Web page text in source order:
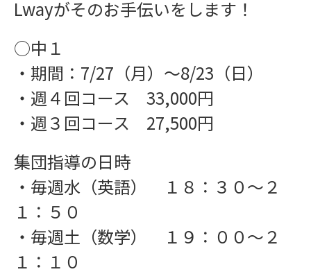
インフォメーション
Lwayがそのお手伝いをします！
○中１
・期間：7/27（月）〜8/23（日）
・週４回コース 33,000円
・週３回コース 27,500円
集団指導の日時
・毎週水（英語） １８：３０〜２
１：５０
・毎週土（数学） １９：００〜２
１：１０